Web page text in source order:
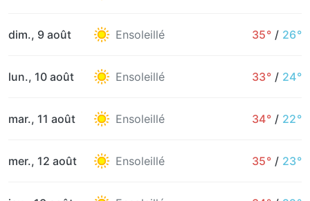
dim., 9 août Ensoleillé 35° / 26°
lun., 10 août Ensoleillé 33° / 24°
mar., 11 août Ensoleillé 34° / 22°
mer., 12 août Ensoleillé 35° / 23°